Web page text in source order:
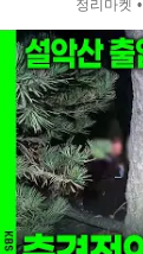
정리마켓 •